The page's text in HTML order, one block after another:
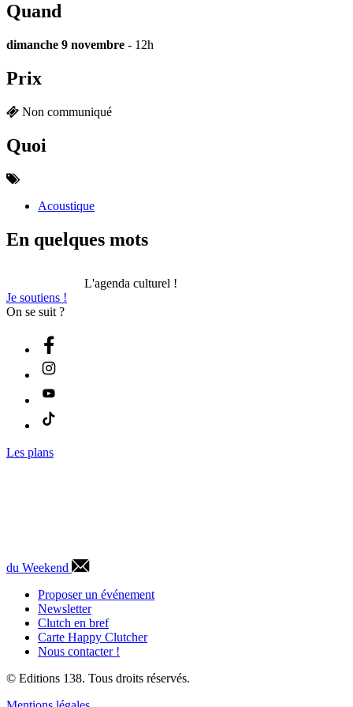
Quand
dimanche 9 novembre - 12h
Prix
Non communiqué
Quoi
Acoustique
En quelques mots
L'agenda culturel !
Je soutiens !
On se suit ?
Les plans
du Weekend
Proposer un événement
Newsletter
Clutch en bref
Carte Happy Clutcher
Nous contacter !
© Editions 138. Tous droits réservés.